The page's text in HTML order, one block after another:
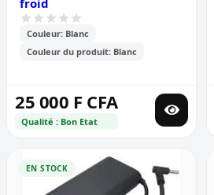
froid
Couleur: Blanc
Couleur du produit: Blanc
25 000 F CFA
Qualité : Bon Etat
EN STOCK